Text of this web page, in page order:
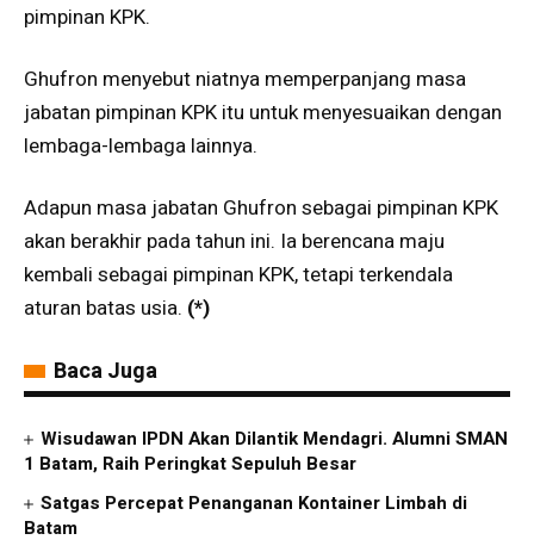
pimpinan KPK.
Ghufron menyebut niatnya memperpanjang masa
jabatan pimpinan KPK itu untuk menyesuaikan dengan
lembaga-lembaga lainnya.
Adapun masa jabatan Ghufron sebagai pimpinan KPK
akan berakhir pada tahun ini. Ia berencana maju
kembali sebagai pimpinan KPK, tetapi terkendala
aturan batas usia. (*)
Baca Juga
Wisudawan IPDN Akan Dilantik Mendagri. Alumni SMAN
1 Batam, Raih Peringkat Sepuluh Besar
Satgas Percepat Penanganan Kontainer Limbah di
Batam